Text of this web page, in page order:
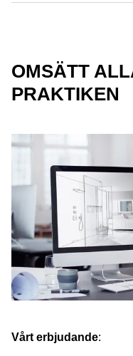
OMSÄTT
PRAKTIKEN
Vårt erbjudande: